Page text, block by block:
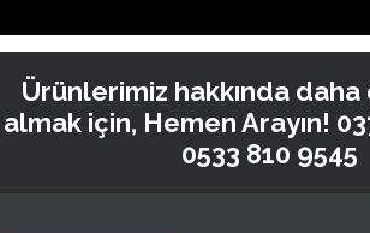
Ürünlerimiz hakkında daha
almak için, Hemen Arayın!
0533 810 9545